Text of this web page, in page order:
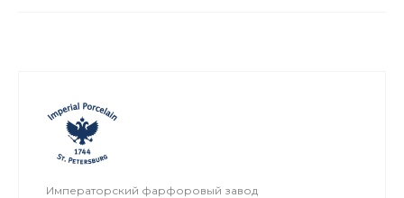
Императорский фарфоровый завод